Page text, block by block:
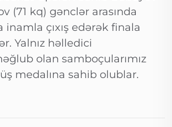
(71 kq) gənclər arasında
inamla çıxış edərək finala
Yalnız həlledici
olan samboçularımız
medalına sahib olublar.